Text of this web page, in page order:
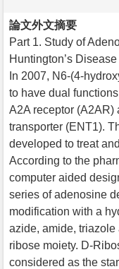
論文外文摘要
Part 1. Study of
Huntington’s Disease
In 2007, N6-(4-
to have dual
A2A receptor (A2AR)
transporter (ENT1).
developed to treat
According to the
computer aided
series of adenosine
modification with a
azide, amide, triazole
ribose moiety. D-
considered as the